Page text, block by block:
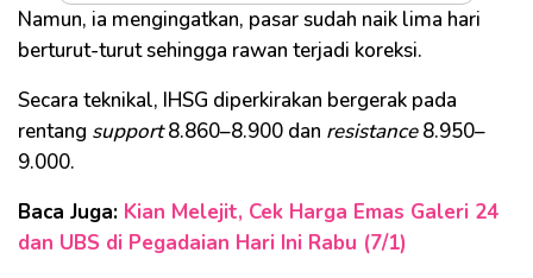
Namun, ia mengingatkan, pasar sudah naik lima hari
berturut-turut sehingga rawan terjadi koreksi.
Secara teknikal, IHSG diperkirakan bergerak pada
rentang support8.860–8.900 dan resistance8.950–
9.000.
Baca Juga: Kian Melejit, Cek Harga Emas Galeri 24
dan UBS di Pegadaian Hari Ini Rabu (7/1)